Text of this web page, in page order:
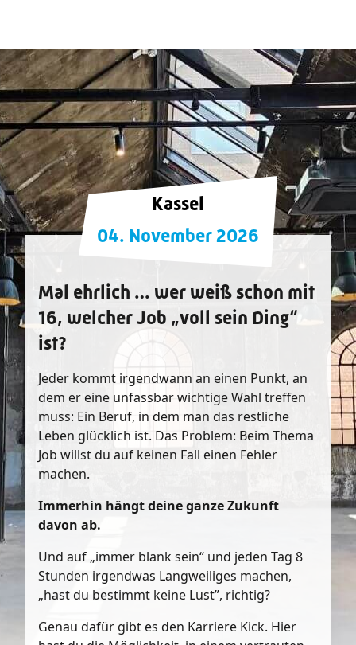
Kassel
04. November 2026
Mal ehrlich … wer weiß schon mit
16, welcher Job „voll sein Ding“
ist?
Jeder kommt irgendwann an einen Punkt, an
dem er eine unfassbar wichtige Wahl treffen
muss: Ein Beruf, in dem man das restliche
Leben glücklich ist. Das Problem: Beim Thema
Job willst du auf keinen Fall einen Fehler
machen.
Immerhin hängt deine ganze Zukunft
davon ab.
Und auf „immer blank sein“ und jeden Tag 8
Stunden irgendwas Langweiliges machen,
„hast du bestimmt keine Lust”, richtig?
Genau dafür gibt es den Karriere Kick. Hier